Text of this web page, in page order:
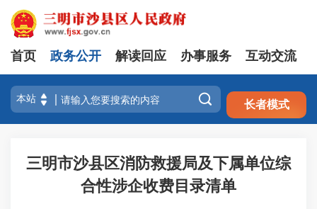
注册 登录
首页 政务公开 解读回应 办事服务 互动交流
 长者模式
三明市沙县区消防救援局及下属单位综
合性涉企收费目录清单